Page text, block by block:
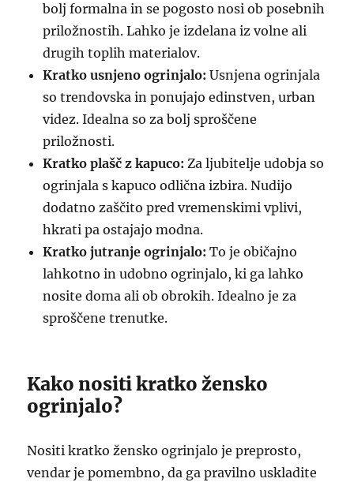
bolj formalna in se pogosto nosi ob posebnih
priložnostih. Lahko je izdelana iz volne ali
drugih toplih materialov.
Kratko usnjeno ogrinjalo: Usnjena ogrinjala
so trendovska in ponujajo edinstven, urban
videz. Idealna so za bolj sproščene
priložnosti.
Kratko plašč z kapuco: Za ljubitelje udobja so
ogrinjala s kapuco odlična izbira. Nudijo
dodatno zaščito pred vremenskimi vplivi,
hkrati pa ostajajo modna.
Kratko jutranje ogrinjalo: To je običajno
lahkotno in udobno ogrinjalo, ki ga lahko
nosite doma ali ob obrokih. Idealno je za
sproščene trenutke.
Kako nositi kratko žensko
ogrinjalo?
Nositi kratko žensko ogrinjalo je preprosto,
vendar je pomembno, da ga pravilno uskladite